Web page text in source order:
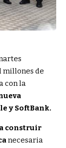
millones de
con la
y SoftBank.
construir
necesaria